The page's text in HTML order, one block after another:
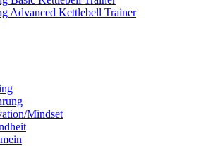
Advanced Kettlebell Trainer
Mindset